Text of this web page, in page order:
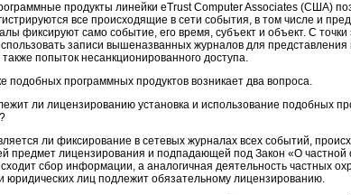
продукты линейки eTrust Сomputer Associates (США)
все происходящие в сети события, в том числе и
фиксируют само событие, его время, субъект и объект. С
записи вышеназванных журналов для представления
попыток несанкционированного доступа.
подобных программных продуктов возникает два вопроса.
ли лицензированию установка и использование подобных
ли фиксирование в сетевых журналах всех событий,
предмет лицензирования и подпадающей под Закон «О частной
сбор информации, а аналогичная деятельность частных
юридических лиц подлежит обязательному лицензированию.